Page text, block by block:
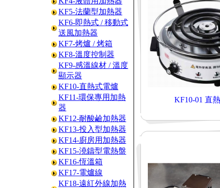
KF5-法蘭型加熱器
KF6-即熱式 / 移動式
送風加熱器
KF7-烤爐 / 烤箱
KF8-溫度控制器
KF9-感溫線材 / 溫度
顯示器
KF10-直熱式電爐
KF11-環保專用加熱
器
KF12-耐酸鹼加熱器
KF13-投入型加熱器
KF14-廚房用加熱器
KF15-澆鑄型電熱盤
KF16-恆溫箱
KF17-電爐線
KF18-遠紅外線加熱
KF10-01 直